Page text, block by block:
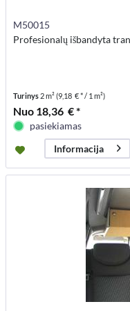
M50015
Profesionalų išbandyta
Turinys 2 m²(9,18 € * / 1 m²)
Nuo 18,36 € *
pasiekiamas
Informacija